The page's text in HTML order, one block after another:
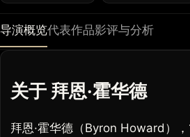
导演概览代表作品影评与分析
关于 拜恩·霍华德
拜恩·霍华德（Byron Howard）